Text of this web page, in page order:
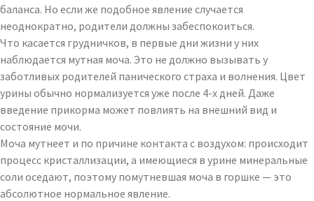
баланса. Но если же подобное явление случается
неоднократно, родители должны забеспокоиться.
Что касается грудничков, в первые дни жизни у них
наблюдается мутная моча. Это не должно вызывать у
заботливых родителей панического страха и волнения. Цвет
урины обычно нормализуется уже после 4-х дней. Даже
введение прикорма может повлиять на внешний вид и
состояние мочи.
Моча мутнеет и по причине контакта с воздухом: происходит
процесс кристаллизации, а имеющиеся в урине минеральные
соли оседают, поэтому помутневшая моча в горшке — это
абсолютное нормальное явление.